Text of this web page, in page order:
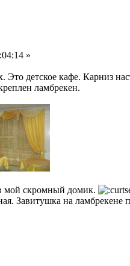
»
Это детское кафе. Карниз
ламбрекен.
мой скромный домик.
Завитушка на